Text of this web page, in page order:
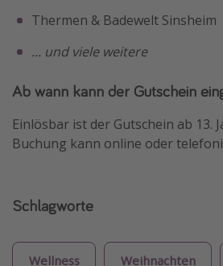
Thermen & Badewelt Sinsheim
... und viele weitere
Ab wann kann der Gutschein
Einlösbar ist der Gutschein ab 13.
Buchung kann online oder
Schlagworte
Wellness Weihnachten